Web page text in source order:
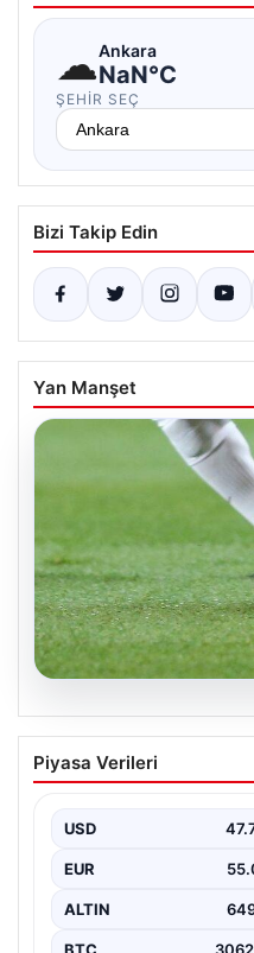
☁Ankara
NaN°C
ŞEHIR SEÇ
Bizi Takip Edin
Yan Manşet
05.08.2026
04 Ağustos 2026
Programı ve Yayın
oldukça hareketli ve
Piyasa Verileri
USD
EUR
ALTIN